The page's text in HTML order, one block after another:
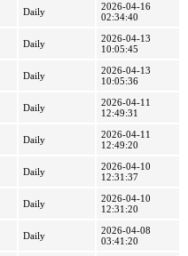
Daily
2026-04-16
02:34:40
Daily
2026-04-13
10:05:45
Daily
2026-04-13
10:05:36
Daily
2026-04-11
12:49:31
Daily
2026-04-11
12:49:20
Daily
2026-04-10
12:31:37
Daily
2026-04-10
12:31:20
Daily
2026-04-08
03:41:20